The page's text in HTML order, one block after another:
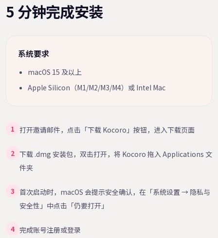
5 分钟完成安装
系统要求
macOS 15 及以上
Apple Silicon（M1/M2/M3/M4）或 Intel Mac
1 打开邀请邮件，点击「下载 Kocoro」按钮，进入下载页面
2 下载 .dmg 安装包，双击打开，将 Kocoro 拖入 Applications 文
件夹
3 首次启动时，macOS 会提示安全确认，在「系统设置 → 隐私与
安全性」中点击「仍要打开」
4 完成账号注册或登录